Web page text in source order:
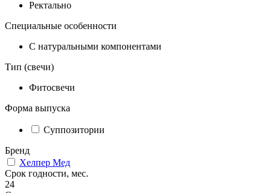
Ректально
Специальные особенности
С натуральными компонентами
Тип (свечи)
Фитосвечи
Форма выпуска
Суппозитории
Бренд
Хелпер Мед
Срок годности, мес.
24